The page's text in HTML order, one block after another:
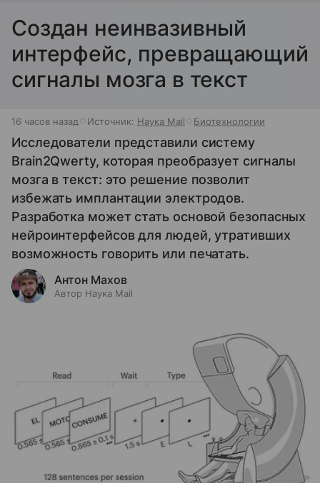
Создан неинвазивный
интерфейс, превращающий
сигналы мозга в текст
16 часов назад Источник: Наука Mail Биотехнологии
Исследователи представили систему
Brain2Qwerty, которая преобразует сигналы
мозга в текст: это решение позволит
избежать имплантации электродов.
Разработка может стать основой безопасных
нейроинтерфейсов для людей, утративших
возможность говорить или печатать.
Антон Махов
Автор Наука Mail